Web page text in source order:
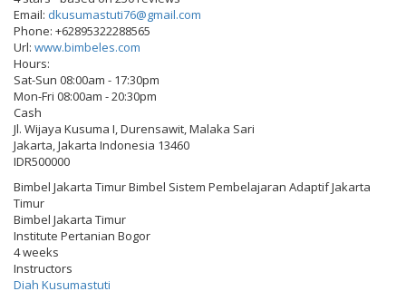
Email: dkusumastuti76@gmail.com
Phone: +62895322288565
Url: www.bimbeles.com
Hours:
Sat-Sun 08:00am - 17:30pm
Mon-Fri 08:00am - 20:30pm
Cash
Jl. Wijaya Kusuma I, Durensawit, Malaka Sari
Jakarta,Jakarta Indonesia 13460
IDR500000
Bimbel Jakarta Timur Bimbel Sistem Pembelajaran Adaptif Jakarta
Timur
Bimbel Jakarta Timur
Institute Pertanian Bogor
4 weeks
Instructors
Diah Kusumastuti